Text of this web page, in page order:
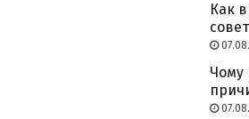
Как
Чому